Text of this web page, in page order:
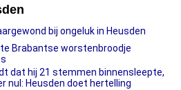
bij ongeluk in Heusden
Brabantse worstenbroodje
dat hij 21 stemmen binnensleepte,
nul: Heusden doet hertelling